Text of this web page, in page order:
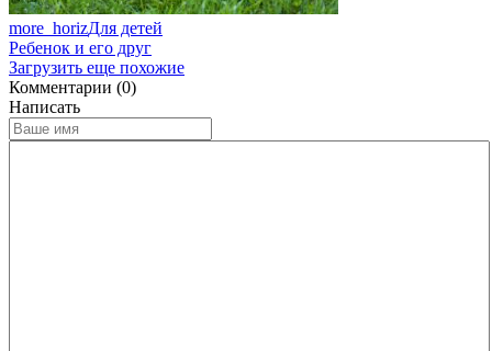
more_horizДля детей
Ребенок и его друг
Загрузить еще похожие
Комментарии (0)
Написать